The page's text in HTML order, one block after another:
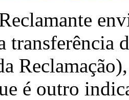
transferência
é outro